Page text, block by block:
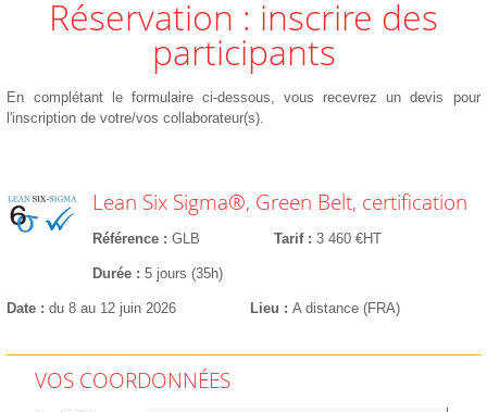
Réservation : inscrire des
participants
En complétant le formulaire ci-dessous, vous recevrez un devis pour
l'inscription de votre/vos collaborateur(s).
Lean Six Sigma®, Green Belt, certification
Référence GLB Tarif 3 460 €HT
Durée 5 jours (35h)
Date du 8 au 12 juin 2026 Lieu A distance (FRA)
VOS COORDONNÉES